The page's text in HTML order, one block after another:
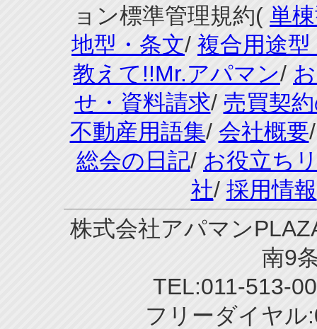
ョン標準管理規約( 単
地型・条文/ 複合用途型
教えて!!Mr.アパマン/
せ・資料請求/ 売買契
不動産用語集/ 会社概要
総会の日記/ お役立ち
社/ 採用情報
株式会社アパマン
南9
TEL:011-513-
フリーダイヤル